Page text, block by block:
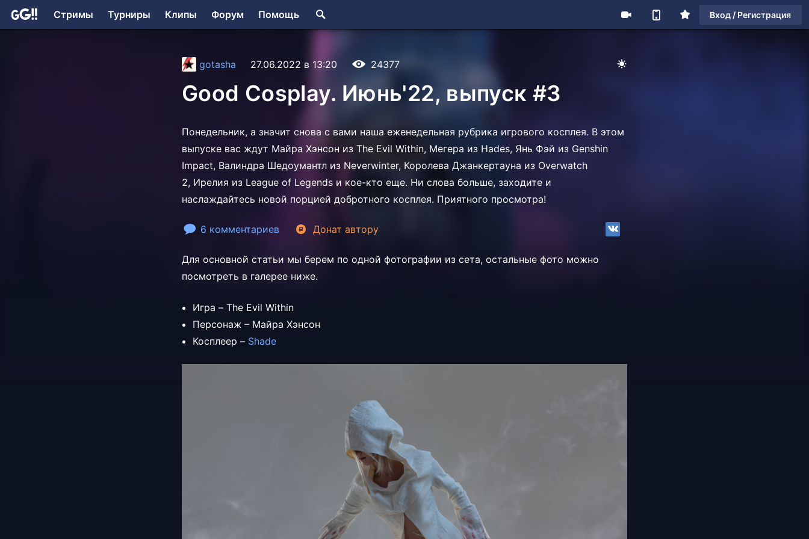
Стримы Турниры Клипы Форум Помощь Вход / Регистрация
gotasha 27.06.2022 в 13:20 24377
Good Cosplay. Июнь'22, выпуск #3
Понедельник, а значит снова с вами наша еженедельная рубрика игрового косплея. В этом
выпуске вас ждут Майра Хэнсон из The Evil Within, Мегера из Hades, Янь Фэй из Genshin
Impact, Валиндра Шедоумантл из Neverwinter, Королева Джанкертауна из Overwatch
2, Ирелия из League of Legends и кое-кто еще. Ни слова больше, заходите и
наслаждайтесь новой порцией добротного косплея. Приятного просмотра!
6 комментариев Донат автору
Для основной статьи мы берем по одной фотографии из сета, остальные фото можно
посмотреть в галерее ниже.
Игра – The Evil Within
Персонаж – Майра Хэнсон
Косплеер – Shade